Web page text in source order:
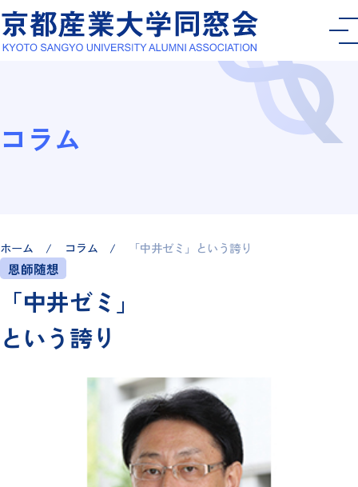
コラム
ホーム コラム 「中井ゼミ」という誇り
恩師随想
「中井ゼミ」
という誇り